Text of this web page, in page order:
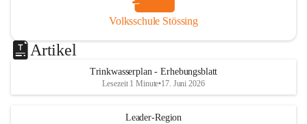
Volksschule Stössing
Artikel
Trinkwasserplan - Erhebungsblatt
Lesezeit 1 Minute•17. Juni 2026
Leader-Region